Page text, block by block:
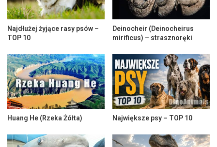
Najdłużej żyjące rasy psów –
TOP 10
Deinocheir (Deinocheirus
mirificus) – strasznoręki
Huang He (Rzeka Żółta) Największe psy – TOP 10